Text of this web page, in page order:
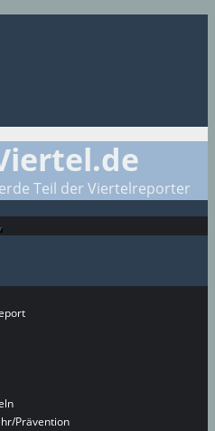
Teil der Viertelreporter
Prävention